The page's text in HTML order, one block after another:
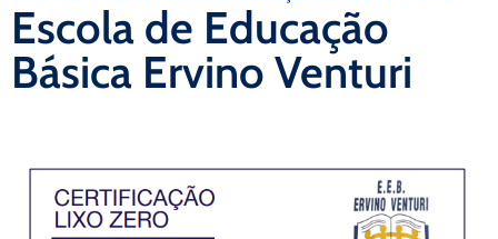
Escola de Educação
Básica Ervino Venturi